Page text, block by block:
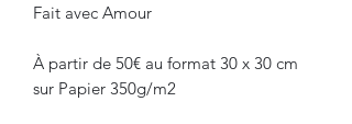
Fait avec Amour
À partir de 50€ au format 30 x 30 cm
sur Papier 350g/m2